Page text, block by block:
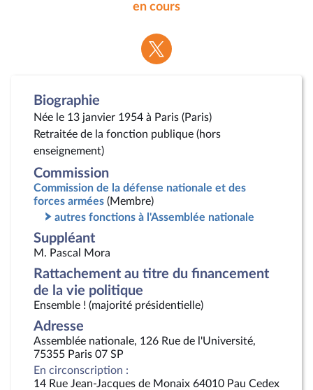
en cours
Voir
la
Biographie
Née le 13 janvier 1954 à Paris (Paris)
Retraitée de la fonction publique (hors
enseignement)
Commission
Commission de la défense nationale et des
forces armées (Membre)
autres fonctions à l'Assemblée nationale
Suppléant
M. Pascal Mora
Rattachement au titre du financement
de la vie politique
Ensemble ! (majorité présidentielle)
Adresse
Assemblée nationale, 126 Rue de l'Université,
75355 Paris 07 SP
En circonscription :
14 Rue Jean-Jacques de Monaix 64010 Pau Cedex